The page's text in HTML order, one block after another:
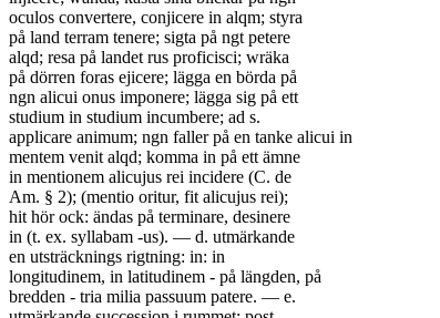
oculos convertere, conjicere in alqm; styra
på land terram tenere; sigta på ngt petere
alqd; resa på landet rus proficisci; wräka
på dörren foras ejicere; lägga en börda på
ngn alicui onus imponere; lägga sig på ett
studium in studium incumbere; ad s.
applicare animum; ngn faller på en tanke alicui in
mentem venit alqd; komma in på ett ämne
in mentionem alicujus rei incidere (C. de
Am. § 2); (mentio oritur, fit alicujus rei);
hit hör ock: ändas på terminare, desinere
in (t. ex. syllabam -us). — d. utmärkande
en utsträcknings rigtning: in: in
longitudinem, in latitudinem - på längden, på
bredden - tria milia passuum patere. — e.